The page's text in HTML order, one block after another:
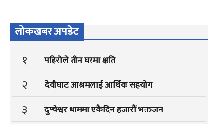
लोकखबर अपडेट
१ पहिरोले तीन घरमा क्षति
२ देवीघाट आश्रमलाई आर्थिक सहयोग
३ दुप्चेश्वर धाममा एकैदिन हजारौं भक्तजन